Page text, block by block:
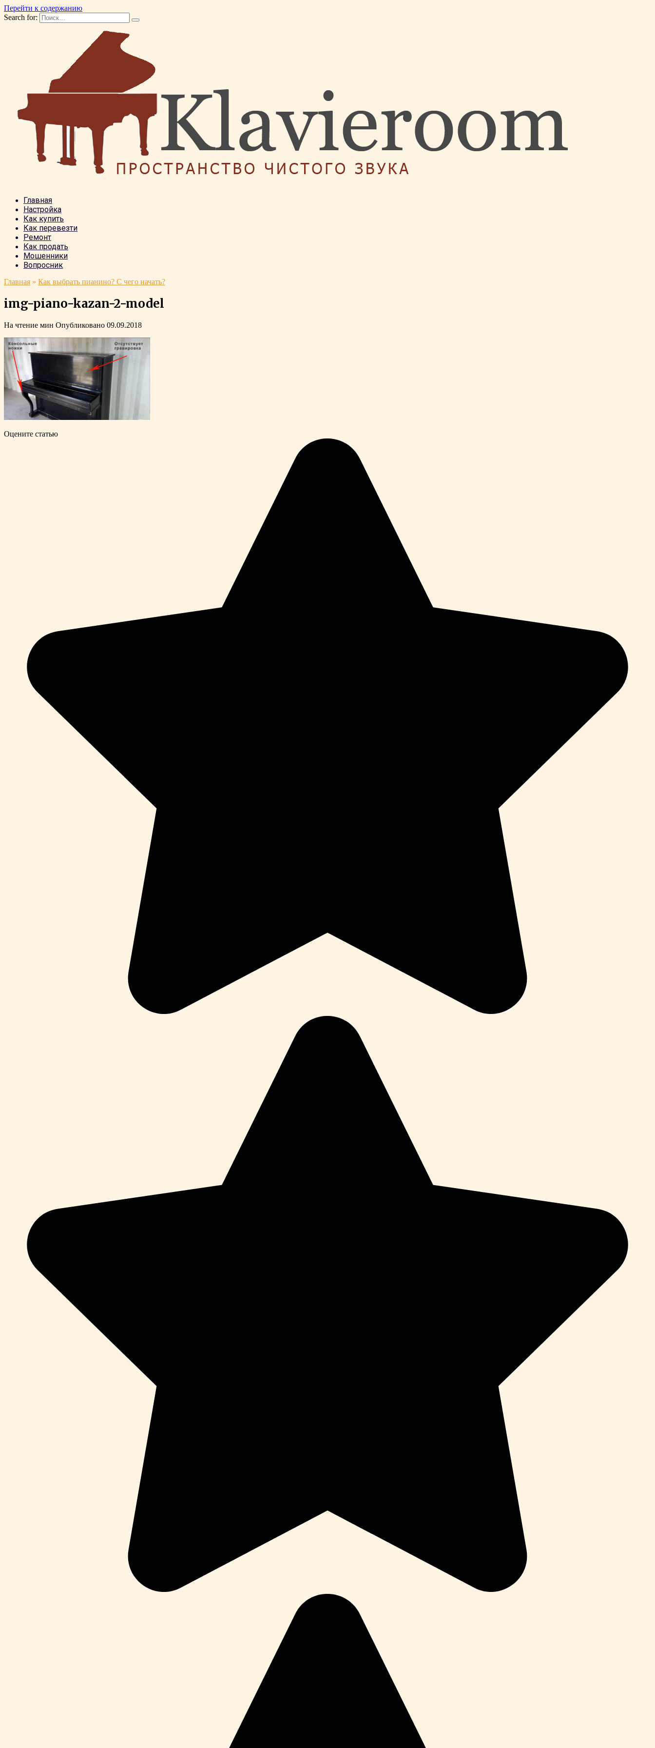
Перейти к содержанию
Search for:
Главная
Настройка
Как купить
Как перевезти
Ремонт
Как продать
Мошенники
Вопросник
Главная » Как выбрать пианино? С чего начать?
img-piano-kazan-2-model
На чтение мин Опубликовано 09.09.2018
Оцените статью